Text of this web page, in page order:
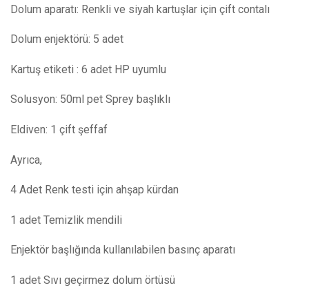
Dolum aparatı: Renkli ve siyah kartuşlar için çift contalı
Dolum enjektörü: 5 adet
Kartuş etiketi : 6 adet HP uyumlu
Solusyon: 50ml pet Sprey başlıklı
Eldiven: 1 çift şeffaf
Ayrıca,
4 Adet Renk testi için ahşap kürdan
1 adet Temizlik mendili
Enjektör başlığında kullanılabilen basınç aparatı
1 adet Sıvı geçirmez dolum örtüsü